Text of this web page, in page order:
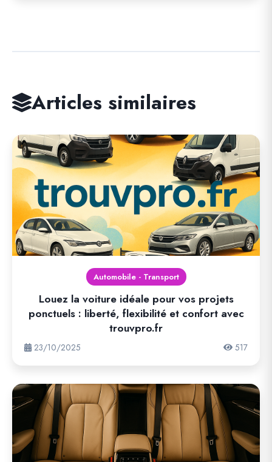
Articles similaires
Automobile - Transport
Louez la voiture idéale pour vos projets
ponctuels : liberté, flexibilité et confort avec
trouvpro.fr
23/10/2025 517